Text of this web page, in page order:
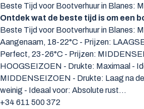
Beste Tijd voor Bootverhuur in Blanes:
Ontdek wat de beste tijd is om een
Beste Tijd voor Bootverhuur in Blanes:
Aangenaam, 18-22°C - Prijzen:
Perfect, 23-26°C - Prijzen:
HOOGSEIZOEN - Drukte: Maximaal -
MIDDENSEIZOEN - Drukte: Laag na
weinig - Ideaal voor: Absolute rust…
+34 611 500 372